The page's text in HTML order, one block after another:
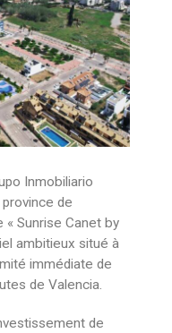
Inmobiliario
de
Sunrise Canet by
ambitieux situé à
immédiate de
de Valencia.
de